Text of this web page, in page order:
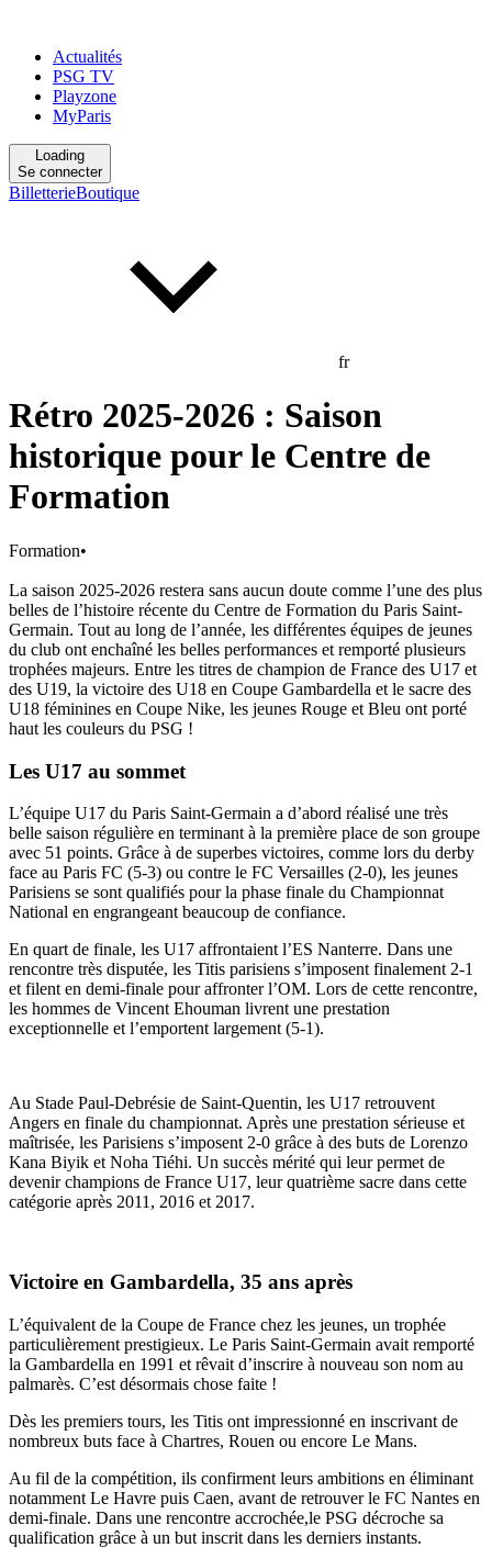
Actualités
PSG TV
Playzone
MyParis
Loading
Se connecter
BilletterieBoutique
fr
Rétro 2025-2026 : Saison
historique pour le Centre de
Formation
Formation•
La saison 2025-2026 restera sans aucun doute comme l’une des plus
belles de l’histoire récente du Centre de Formation du Paris Saint-
Germain. Tout au long de l’année, les différentes équipes de jeunes
du club ont enchaîné les belles performances et remporté plusieurs
trophées majeurs. Entre les titres de champion de France des U17 et
des U19, la victoire des U18 en Coupe Gambardella et le sacre des
U18 féminines en Coupe Nike, les jeunes Rouge et Bleu ont porté
haut les couleurs du PSG !
Les U17 au sommet
L’équipe U17 du Paris Saint-Germain a d’abord réalisé une très
belle saison régulière en terminant à la première place de son groupe
avec 51 points. Grâce à de superbes victoires, comme lors du derby
face au Paris FC (5-3) ou contre le FC Versailles (2-0), les jeunes
Parisiens se sont qualifiés pour la phase finale du Championnat
National en engrangeant beaucoup de confiance.
En quart de finale, les U17 affrontaient l’ES Nanterre. Dans une
rencontre très disputée, les Titis parisiens s’imposent finalement 2-1
et filent en demi-finale pour affronter l’OM. Lors de cette rencontre,
les hommes de Vincent Ehouman livrent une prestation
exceptionnelle et l’emportent largement (5-1).
Au Stade Paul-Debrésie de Saint-Quentin, les U17 retrouvent
Angers en finale du championnat. Après une prestation sérieuse et
maîtrisée, les Parisiens s’imposent 2-0 grâce à des buts de Lorenzo
Kana Biyik et Noha Tiéhi. Un succès mérité qui leur permet de
devenir champions de France U17, leur quatrième sacre dans cette
catégorie après 2011, 2016 et 2017.
Victoire en Gambardella, 35 ans après
L’équivalent de la Coupe de France chez les jeunes, un trophée
particulièrement prestigieux. Le Paris Saint-Germain avait remporté
la Gambardella en 1991 et rêvait d’inscrire à nouveau son nom au
palmarès. C’est désormais chose faite !
Dès les premiers tours, les Titis ont impressionné en inscrivant de
nombreux buts face à Chartres, Rouen ou encore Le Mans.
Au fil de la compétition, ils confirment leurs ambitions en éliminant
notamment Le Havre puis Caen, avant de retrouver le FC Nantes en
demi-finale. Dans une rencontre accrochée,le PSG décroche sa
qualification grâce à un but inscrit dans les derniers instants.